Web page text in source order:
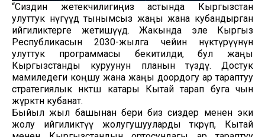
“Сиздин жетекчилигиңиз астында Кыргызстан
улуттук өнүгүүдө тынымсыз жаңы жана кубандырган
ийгиликтерге жетишүүдө. Жакында эле Кыргыз
Республикасын 2030-жылга чейин өнүктүрүүнүн
улуттук программасы бекитилди, бул жаңы
Кыргызстанды куруунун планын түздү. Достук
мамиледеги коңшу жана жаңы доордогу ар тараптуу
стратегиялык өнөктөш катары Кытай тарап буга чын
жүрөктөн кубанат.
Быйыл жыл башынан бери биз сиздер менен эки
жолу ийгиликтүү жолугушууларды өткөрүп, Кытай